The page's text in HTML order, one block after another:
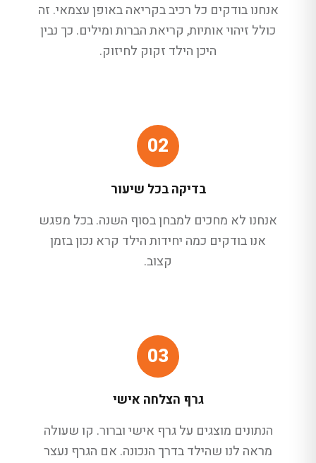
אנחנו בודקים כל רכיב בקריאה באופן עצמאי. זה
כולל זיהוי אותיות, קריאת הברות ומילים. כך נבין
היכן הילד זקוק לחיזוק.
02
בדיקה בכל שיעור
אנחנו לא מחכים למבחן בסוף השנה. בכל מפגש
אנו בודקים כמה יחידות הילד קרא נכון בזמן
קצוב.
03
גרף הצלחה אישי
הנתונים מוצגים על גרף אישי וברור. קו שעולה
מראה לנו שהילד בדרך הנכונה. אם הגרף נעצר